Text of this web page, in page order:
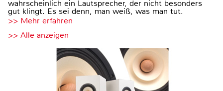
wahrscheinlich ein Lautsprecher, der nicht besonders
gut klingt. Es sei denn, man weiß, was man tut.
>> Mehr erfahren
>> Alle anzeigen